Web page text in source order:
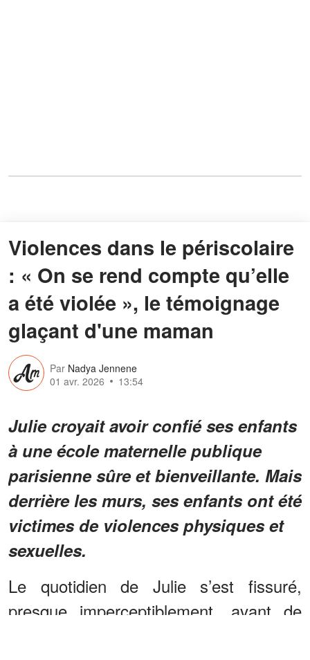
Violences dans le périscolaire
: « On se rend compte qu’elle
a été violée », le témoignage
glaçant d'une maman
Par Nadya Jennene
01 avr. 2026
13:54
Julie croyait avoir confié ses enfants
à une école maternelle publique
parisienne sûre et bienveillante. Mais
derrière les murs, ses enfants ont été
victimes de violences physiques et
sexuelles.
Le quotidien de Julie s’est fissuré,
presque imperceptiblement, avant de